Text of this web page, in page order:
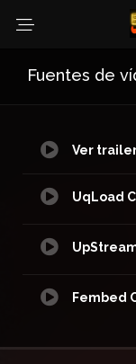
Fuentes de
Ver
UqLoad
Fembed